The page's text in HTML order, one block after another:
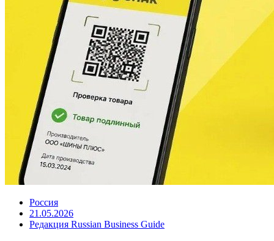
Россия
21.05.2026
Редакция Russian Business Guide